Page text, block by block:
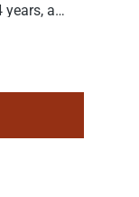
years, a